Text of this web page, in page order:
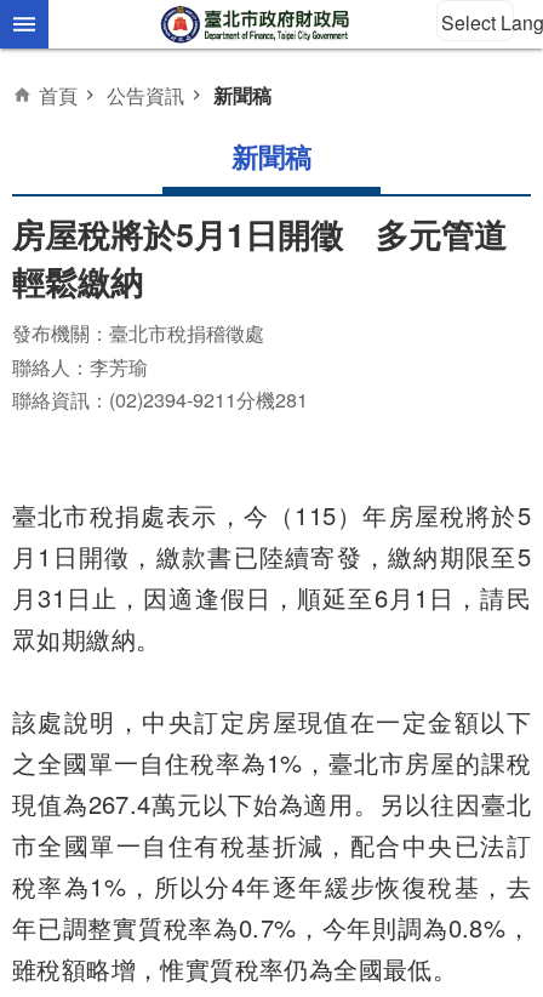
跳到主要內容區塊 Select
首頁 公告資訊 新聞稿
新聞稿
房屋稅將於5月1日開徵 多元管道
輕鬆繳納
發布機關：臺北市稅捐稽徵處
聯絡人：李芳瑜
聯絡資訊：(02)2394-9211分機281
臺北市稅捐處表示，今（115）年房屋稅將於5
月1日開徵，繳款書已陸續寄發，繳納期限至5
月31日止，因適逢假日，順延至6月1日，請民
眾如期繳納。
該處說明，中央訂定房屋現值在一定金額以下
之全國單一自住稅率為1%，臺北市房屋的課稅
現值為267.4萬元以下始為適用。另以往因臺北
市全國單一自住有稅基折減，配合中央已法訂
稅率為1%，所以分4年逐年緩步恢復稅基，去
年已調整實質稅率為0.7%，今年則調為0.8%，
雖稅額略增，惟實質稅率仍為全國最低。